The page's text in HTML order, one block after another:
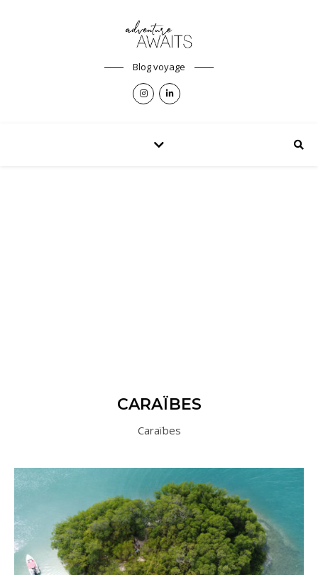
Blog voyage
CARAÏBES
Caraïbes